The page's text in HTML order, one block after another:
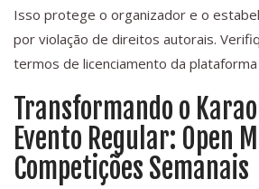
Isso protege o organizador e o
por violação de direitos autorais.
termos de licenciamento da plataforma
Transformando o
Evento Regular: Open
Competições Semanais